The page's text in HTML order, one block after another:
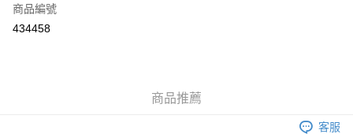
Apple Pay
商品編號
434458
商品推薦
客服